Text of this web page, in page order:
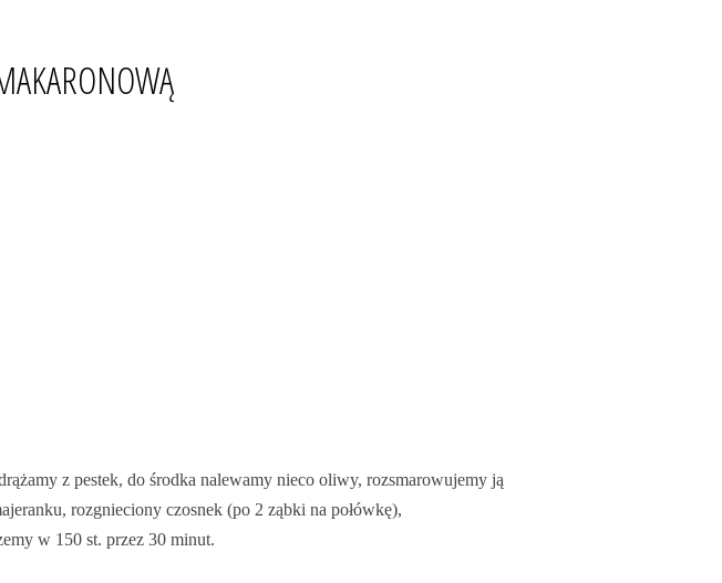
z pestek, do środka nalewamy nieco oliwy, rozsmarowujemy ją
rozgnieciony czosnek (po 2 ząbki na połówkę),
w 150 st. przez 30 minut.